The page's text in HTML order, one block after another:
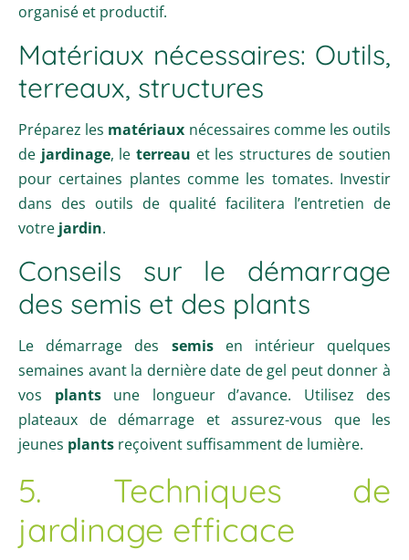
organisé et productif.
Matériaux nécessaires: Outils,
terreaux, structures
Préparez les matériaux nécessaires comme les outils
de jardinage, le terreau et les structures de soutien
pour certaines plantes comme les tomates. Investir
dans des outils de qualité facilitera l’entretien de
votre jardin.
Conseils sur le démarrage
des semis et des plants
Le démarrage des semisen intérieur quelques
semaines avant la dernière date de gel peut donner à
vos plantsune longueur d’avance. Utilisez des
plateaux de démarrage et assurez-vous que les
jeunes plants reçoivent suffisamment de lumière.
5. Techniques de
jardinage efficace